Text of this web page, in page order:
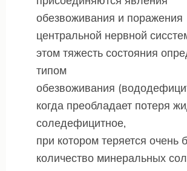
обезвоживания и поражения
центральной нервной
этом тяжесть состояния
типом
обезвоживания
когда преобладает потеря
соледефицитное,
при котором теряется очень
количество минеральных